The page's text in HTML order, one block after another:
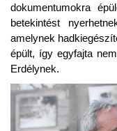
dokumentumokra
betekintést
amelynek
épült, így egyfajta
Erdélynek.